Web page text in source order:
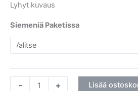
Lyhyt kuvaus
Siemeniä Paketissa
- + Lisää